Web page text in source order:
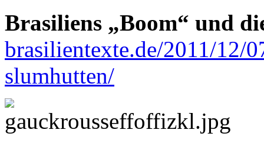
Brasiliens „Boom“ und
brasilientexte.de/2011/12/
slumhutten/